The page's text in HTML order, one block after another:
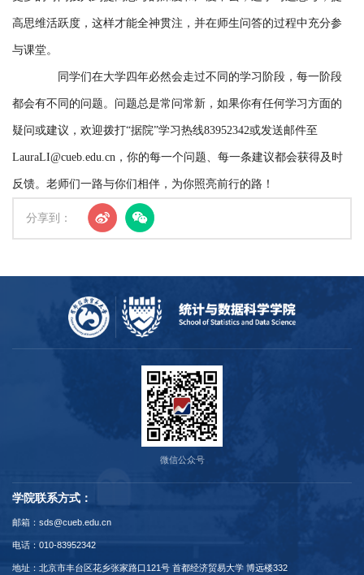
高思维活跃度，这样才能全神贯注，并在师生问答的过程中充分参
与课堂。
同学们在大学四年必然会走过不同的学习阶段，每一阶段
都会有不同的问题。问题总是常问常新，如果你有任何学习方面的
疑问或建议，欢迎拨打“据院”学习热线83952342或发送邮件至
LauraLI@cueb.edu.cn，你的每一个问题、每一条建议都会获得及时
反馈。老师们一路与你们相伴，为你照亮前行的路！
分享到：
微信公众号
学院联系方式：
邮箱：sds@cueb.edu.cn
电话：010-83952342
地址：北京市丰台区花乡张家路口121号 首都经济贸易大学 博远楼332